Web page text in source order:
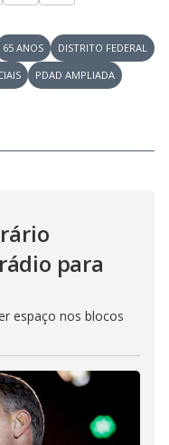
65 ANOS
DISTRITO FEDERAL
PDAD AMPLIADA
para
espaço nos blocos